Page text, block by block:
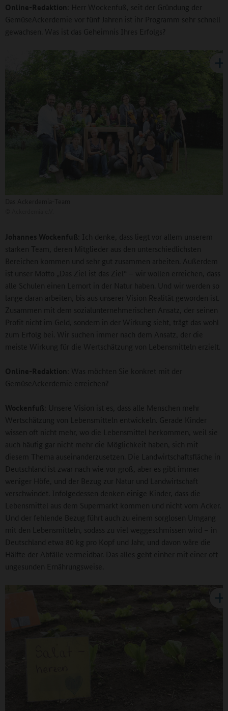
Online-Redaktion : Herr Wockenfuß, seit der Gründung der
GemüseAckerdemie vor fünf Jahren ist ihr Programm sehr schnell
gewachsen. Was ist das Geheimnis Ihres Erfolgs?
Johannes Wockenfuß : Ich denke, dass liegt vor allem unserem
starken Team, deren Mitglieder aus den unterschiedlichsten
Bereichen kommen und sehr gut zusammen arbeiten. Außerdem
ist unser Motto „Das Ziel ist das Ziel“ – wir wollen erreichen, dass
alle Schulen einen Lernort in der Natur haben. Und wir werden so
lange daran arbeiten, bis aus unserer Vision Realität geworden ist.
Zusammen mit dem sozialunternehmerischen Ansatz, der seinen
Profit nicht im Geld, sondern in der Wirkung sieht, trägt das wohl
zum Erfolg bei. Wir suchen immer nach dem Ansatz, der die
meiste Wirkung für die Wertschätzung von Lebensmitteln erzielt.
Online-Redaktion : Was möchten Sie konkret mit der
GemüseAckerdemie erreichen?
Wockenfuß : Unsere Vision ist es, dass alle Menschen mehr
Wertschätzung von Lebensmitteln entwickeln. Gerade Kinder
wissen oft nicht mehr, wo die Lebensmittel herkommen, weil sie
auch häufig gar nicht mehr die Möglichkeit haben, sich mit
diesem Thema auseinanderzusetzen. Die Landwirtschaftsfläche in
Deutschland ist zwar nach wie vor groß, aber es gibt immer
weniger Höfe, und der Bezug zur Natur und Landwirtschaft
verschwindet. Infolgedessen denken einige Kinder, dass die
Lebensmittel aus dem Supermarkt kommen und nicht vom Acker.
Und der fehlende Bezug führt auch zu einem sorglosen Umgang
mit den Lebensmitteln, sodass zu viel weggeschmissen wird – in
Deutschland etwa 80 kg pro Kopf und Jahr, und davon wäre die
Hälfte der Abfälle vermeidbar. Das alles geht einher mit einer oft
ungesunden Ernährungsweise.